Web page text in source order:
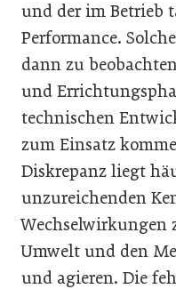
und der im Betrieb
Performance.
dann zu
und
technischen
zum Einsatz
Diskrepanz liegt
unzureichenden
Wechselwirkungen
Umwelt und den
und agieren. Die